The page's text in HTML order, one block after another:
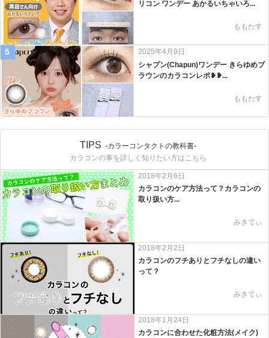
リコン ワンデー あかるいちゃいろ...
ももたす
5
2025年4月9日
シャプン(Chapun)ワンデー きらゆめブ
ラウンのカラコンレポ❥❥...
ももたす
TIPS -カラーコンタクトの教科書-
カラコンの事を詳しく知りたい方はこちら
2018年2月6日
カラコンのケア方法って？カラコンの
取り扱い方...
みきてぃ
2018年2月2日
カラコンのフチありとフチなしの違い
って？
みきてぃ
2018年1月24日
カラコンに合わせた化粧方法(メイク)